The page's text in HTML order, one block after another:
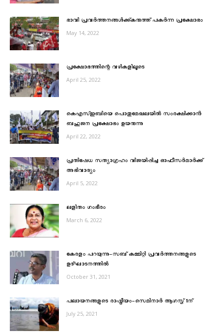
ഭാവി പ്രവര്‍ത്തനങ്ങള്‍ക്ക്കരുത്ത് പകര്‍ന്ന പ്രക്ഷോഭം
May 14, 2022
പ്രക്ഷോഭത്തിന്റെ വഴികളിലൂടെ
April 25, 2022
കെഎസ്‌ഇബിയെ പൊതുമേഖലയിൽ സംരക്ഷിക്കാൻ
ബഹുജന പ്രക്ഷോഭം ഉയരുന്നു
April 22, 2022
പ്രതിഷേധ സത്യാഗ്രഹം വിജയിപ്പിച്ച ഓഫീസര്‍മാര്‍ക്ക്
അഭിവാദ്യം
April 5, 2022
ലളിതം ഗംഭീരം
March 6, 2022
കേരളം പറയുന്നു-സബ് കമ്മിറ്റി പ്രവര്‍ത്തനങ്ങളുടെ
ഉദ്ഘാടനത്തില്‍
October 31, 2021
പലായനങ്ങളുടെ രാഷ്ട്രീയം-സെമിനാര്‍ ആഗസ്ത് 1ന്
July 25, 2021